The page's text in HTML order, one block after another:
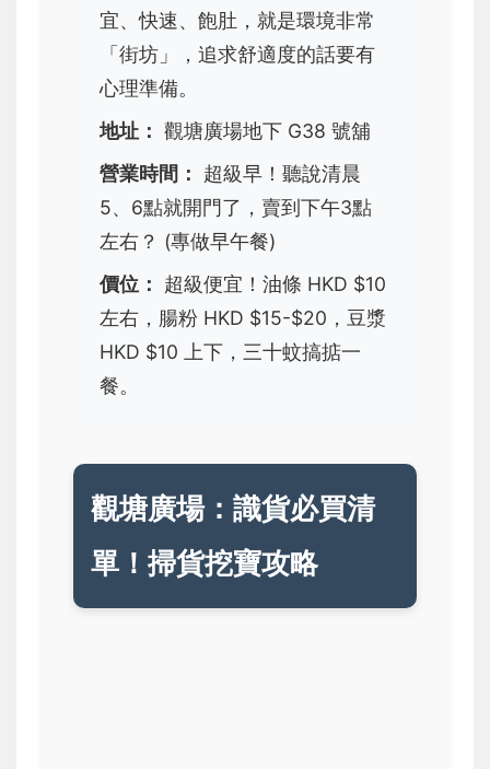
宜、快速、飽肚，就是環境非常
「街坊」，追求舒適度的話要有
心理準備。
地址： 觀塘廣場地下 G38 號舖
營業時間：
超級早！聽說清晨
5、6點就開門了，賣到下午3點
左右？ (專做早午餐)
價位：
超級便宜！油條 HKD $10
左右，腸粉 HKD $15-$20，豆漿
HKD $10 上下，三十蚊搞掂一
餐。
觀塘廣場：識貨必買清
單！掃貨挖寶攻略